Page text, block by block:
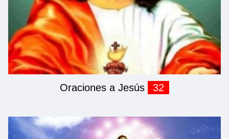
Oraciones a Jesús 32